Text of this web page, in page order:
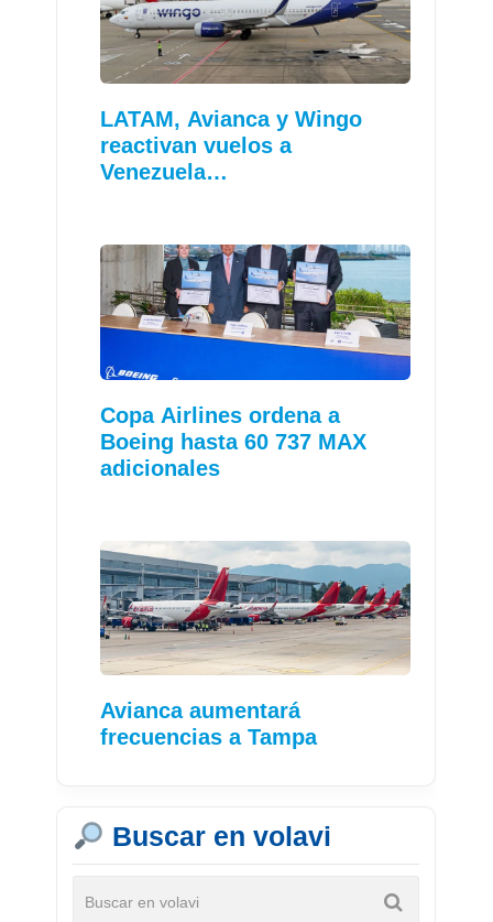
LATAM, Avianca y Wingo
reactivan vuelos a
Venezuela…
Copa Airlines ordena a
Boeing hasta 60 737 MAX
adicionales
Avianca aumentará
frecuencias a Tampa
Buscar en volavi